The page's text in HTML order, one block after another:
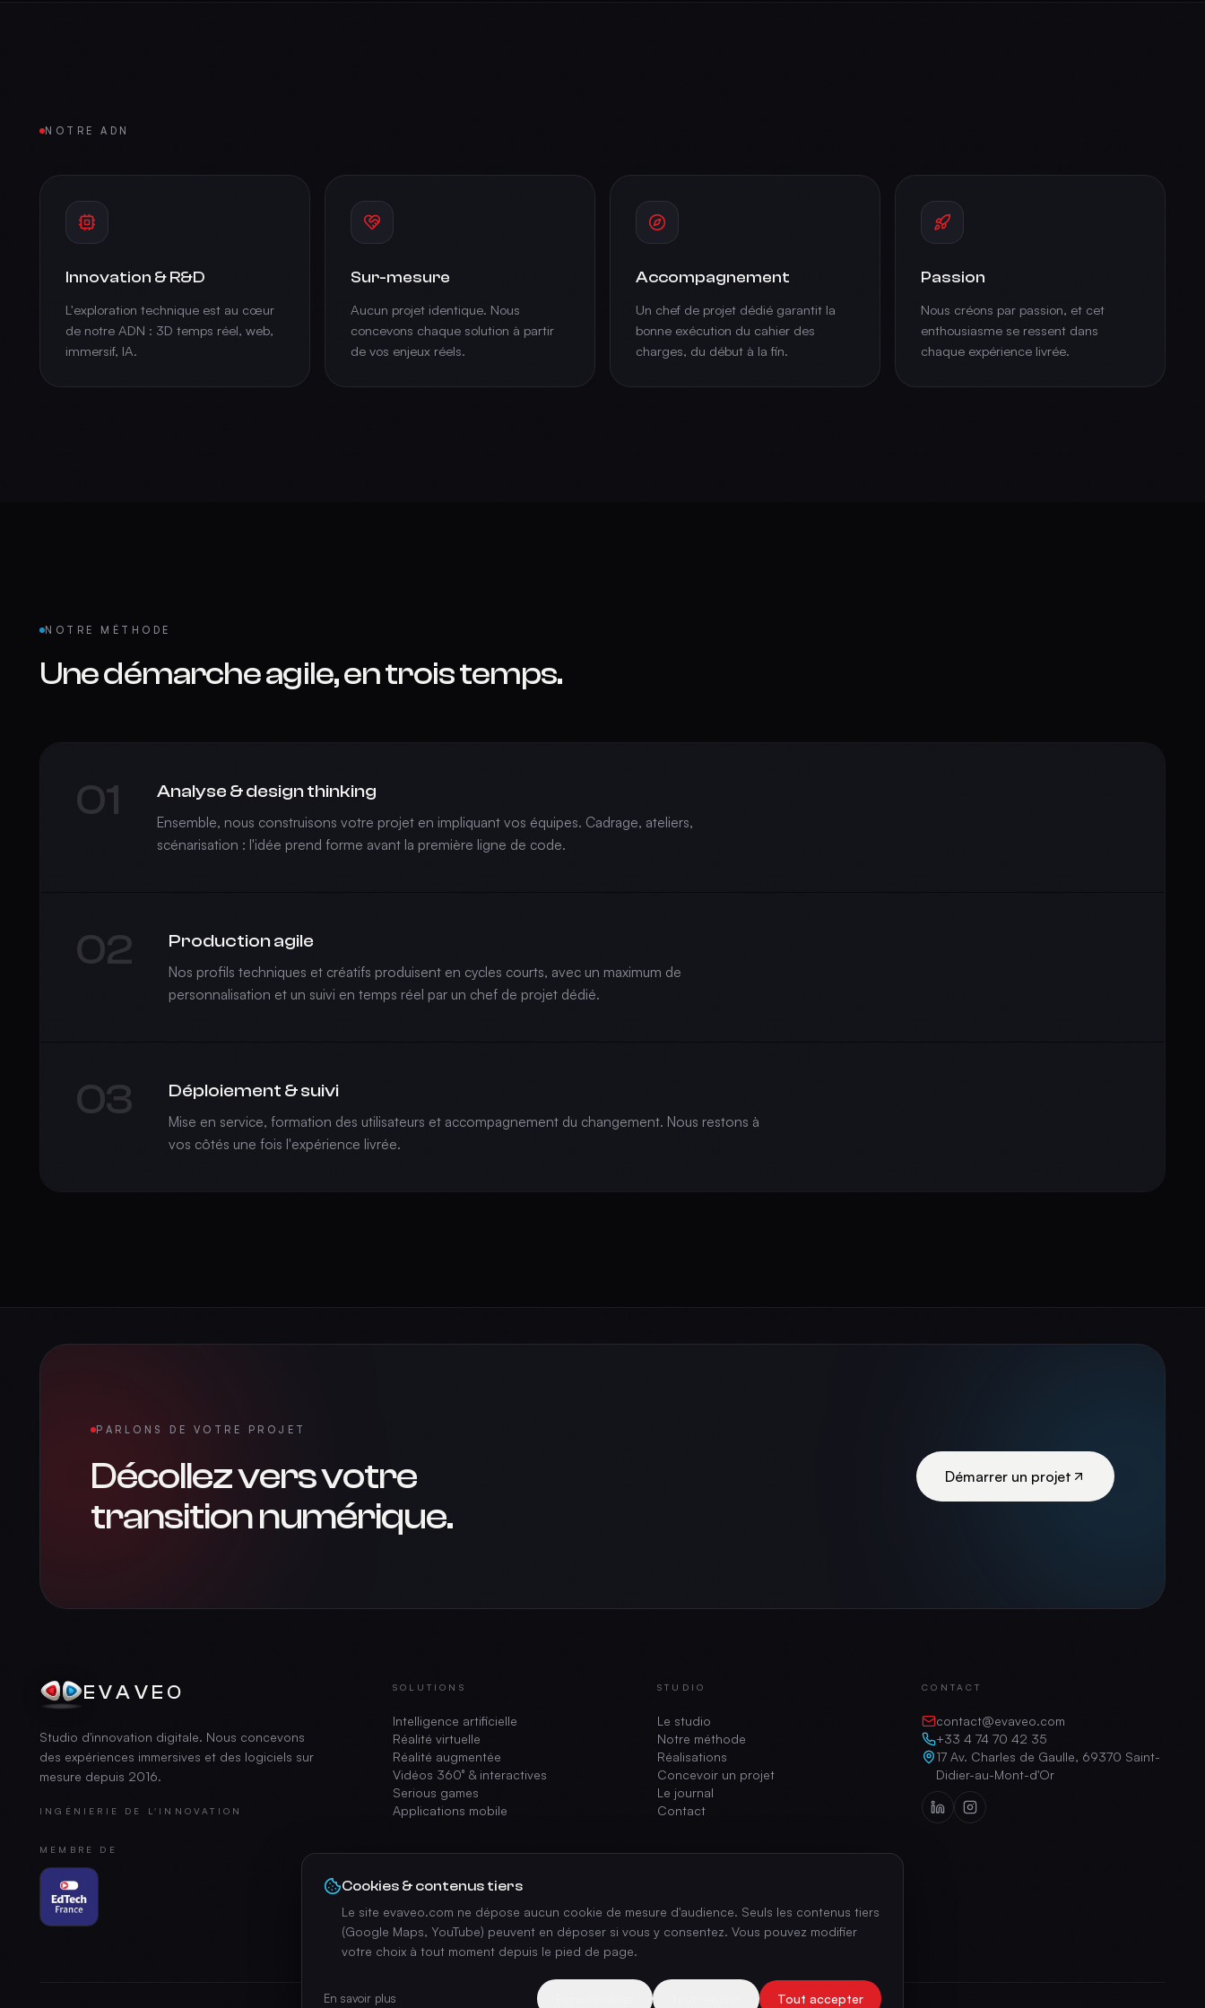
NOTRE ADN
Innovation & R&D
L'exploration technique est au cœur
de notre ADN : 3D temps réel, web,
immersif, IA.
Sur-mesure
Aucun projet identique. Nous
concevons chaque solution à partir
de vos enjeux réels.
Accompagnement
Un chef de projet dédié garantit la
bonne exécution du cahier des
charges, du début à la fin.
Passion
Nous créons par passion, et cet
enthousiasme se ressent dans
chaque expérience livrée.
NOTRE MÉTHODE
Une démarche agile, en trois temps.
01 Analyse & design thinking
Ensemble, nous construisons votre projet en impliquant vos équipes. Cadrage, ateliers,
scénarisation : l'idée prend forme avant la première ligne de code.
02 Production agile
Nos profils techniques et créatifs produisent en cycles courts, avec un maximum de
personnalisation et un suivi en temps réel par un chef de projet dédié.
03 Déploiement & suivi
Mise en service, formation des utilisateurs et accompagnement du changement. Nous restons à
vos côtés une fois l'expérience livrée.
PARLONS DE VOTRE PROJET
Décollez vers votre
transition numérique.
Démarrer un projet
EVAVEO
Studio d'innovation digitale. Nous concevons
des expériences immersives et des logiciels sur
mesure depuis 2016.
INGÉNIERIE DE L'INNOVATION
MEMBRE DE
SOLUTIONS
Intelligence artificielle
Réalité virtuelle
Réalité augmentée
Vidéos 360° & interactives
Serious games
Applications mobile
STUDIO
Le studio
Notre méthode
Réalisations
Concevoir un projet
Le journal
Contact
CONTACT
contact@evaveo.com
+33 4 74 70 42 35
17 Av. Charles de Gaulle, 69370 Saint-
Didier-au-Mont-d'Or
Cookies & contenus tiers
Le site evaveo.com ne dépose aucun cookie de mesure d'audience. Seuls les contenus tiers
(Google Maps, YouTube) peuvent en déposer si vous y consentez. Vous pouvez modifier
votre choix à tout moment depuis le pied de page.
En savoir plus Tout accepter